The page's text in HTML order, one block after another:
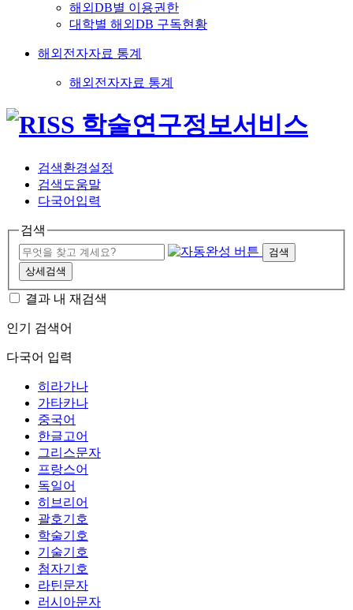
해외DB별 이용권한
대학별 해외DB 구독현황
해외전자자료 통계
해외전자자료 통계
검색환경설정
검색도움말
다국어입력
검색
검색
상세검색
결과 내 재검색
인기 검색어
다국어 입력
히라가나
가타카나
중국어
한글고어
그리스문자
프랑스어
독일어
히브리어
괄호기호
학술기호
기술기호
첨자기호
라틴문자
러시아문자